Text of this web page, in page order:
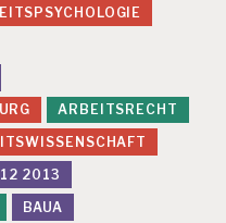
ARBEITSRECHT
2013
BAUA